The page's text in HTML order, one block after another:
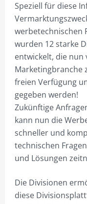
Speziell für diese
werbetechnischen
wurden 12 starke
entwickelt, die nun
Marketingbranche
freien Verfügung
gegeben werden!
Zukünftige
kann nun die
schneller und
technischen Fragen
und Lösungen
Die Divisionen
diese